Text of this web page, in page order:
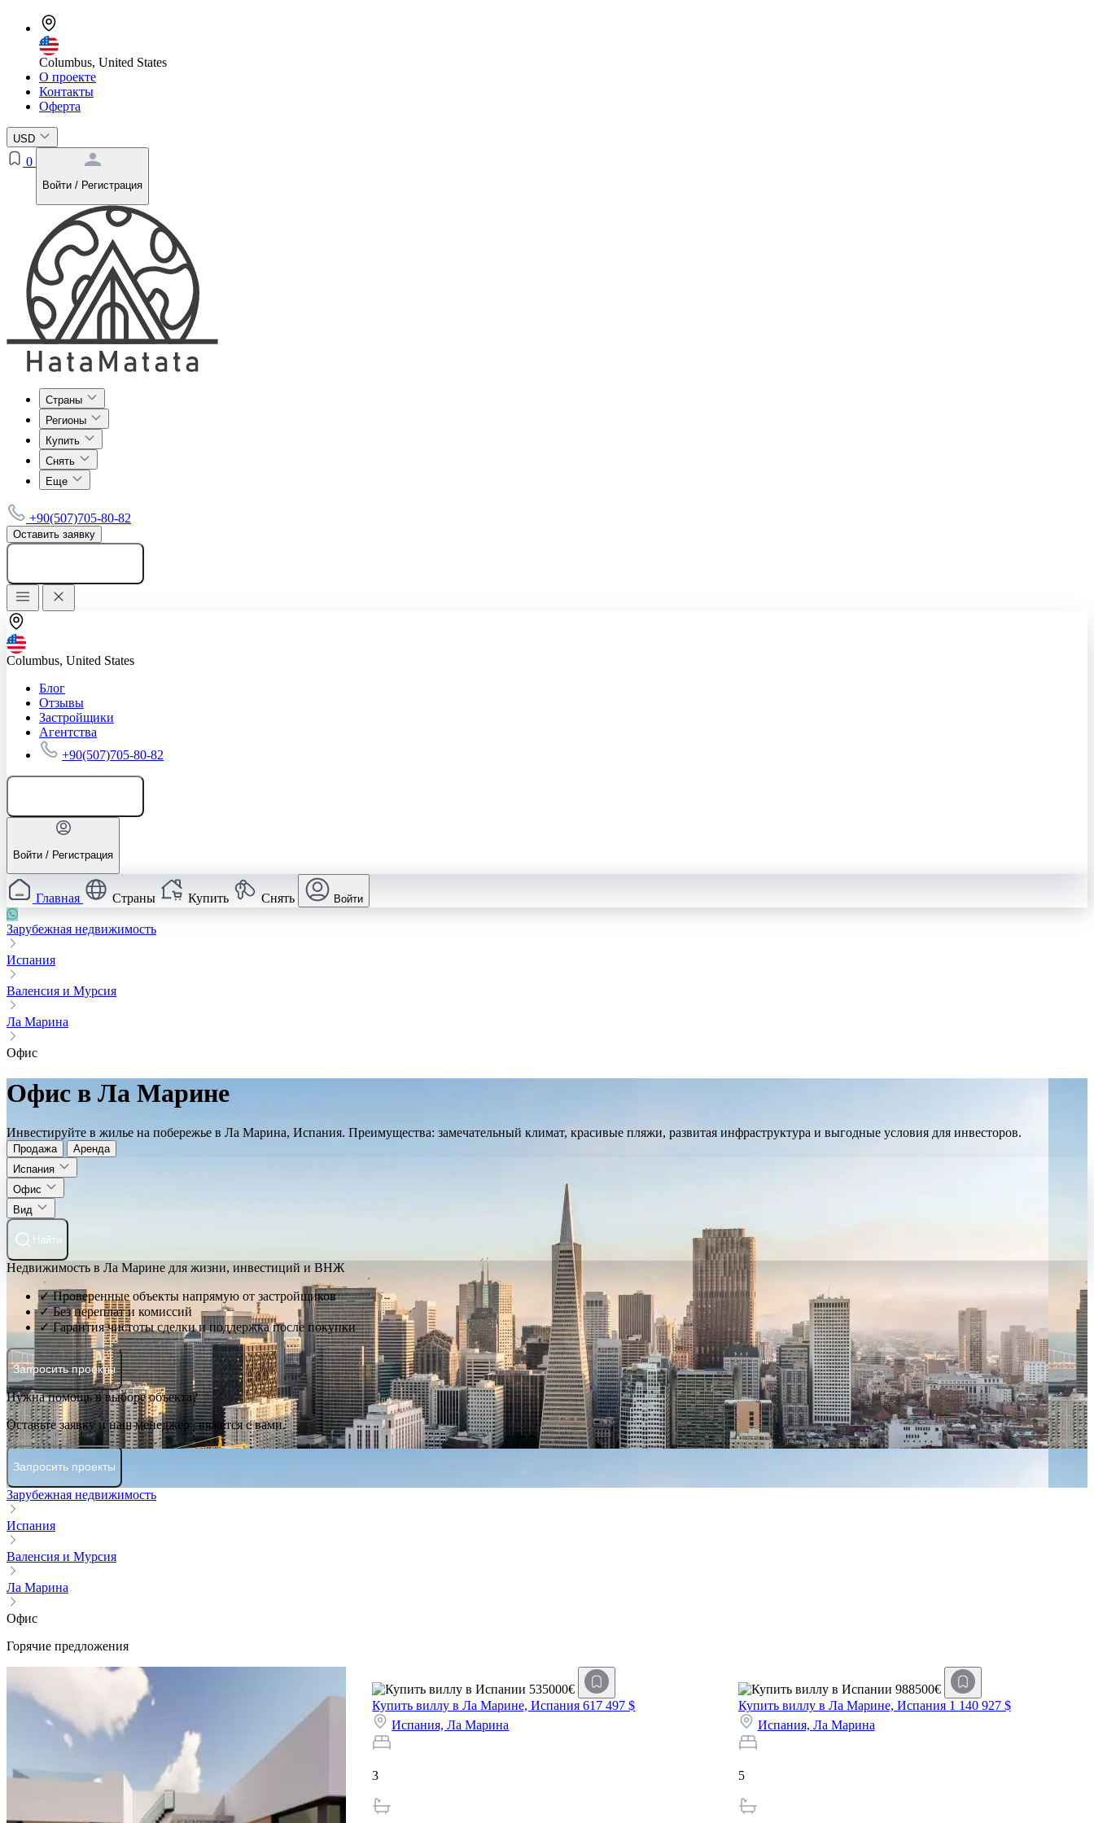
Columbus, United States
О проекте
Контакты
Оферта
USD
0
Войти / Регистрация
Страны
Регионы
Купить
Снять
Еще
+90(507)705-80-82
Оставить заявку
Columbus, United States
Блог
Отзывы
Застройщики
Агентства
+90(507)705-80-82
Войти / Регистрация
Главная Страны Купить Снять Войти
Зарубежная недвижимость
Испания
Валенсия и Мурсия
Ла Марина
Офис
Офис в Ла Марине
Инвестируйте в жилье на побережье в Ла Марина, Испания. Преимущества: замечательный климат, красивые пляжи, развитая инфраструктура и выгодные условия для инвесторов.
Продажа
Аренда
Испания
Офис
Вид
Найти
Недвижимость в Ла Марине для жизни, инвестиций и ВНЖ
✓ Проверенные объекты напрямую от застройщиков
✓ Без переплат и комиссий
✓ Гарантия чистоты сделки и поддержка после покупки
Запросить проекты
Нужна помощь в выборе объекта?
Оставьте заявку и наш менеджер свяжется с вами.
Запросить проекты
Зарубежная недвижимость
Испания
Валенсия и Мурсия
Ла Марина
Офис
Горячие предложения
Купить виллу в Ла Марине, Испания617 497 $
Испания,Ла Марина
3
Купить виллу в Ла Марине, Испания 1 140 927 $
Испания, Ла Марина
5